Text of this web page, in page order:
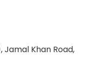
Khan Road,